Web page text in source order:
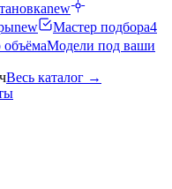
new
new Мастер подбора4
объёмаМодели под ваши
Весь каталог →